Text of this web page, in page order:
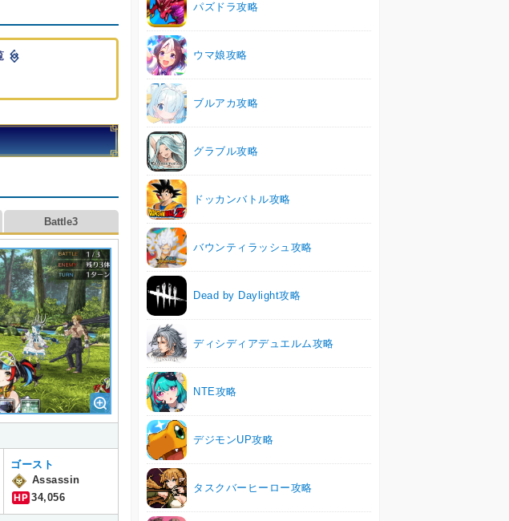
Battle3
ゴースト
Assassin
HP 34,056
パズドラ攻略
ウマ娘攻略
ブルアカ攻略
グラブル攻略
ドッカンバトル攻略
バウンティラッシュ攻略
Dead by Daylight攻略
ディシディアデュエルム攻略
NTE攻略
デジモンUP攻略
タスクバーヒーロー攻略